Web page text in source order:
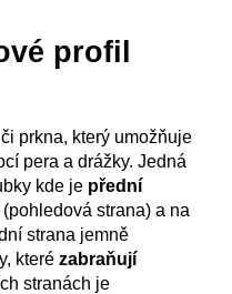
profil
prkna, který umožňuje
pera a drážky. Jedná
kde je přední
(pohledová strana) a na
strana jemně
které zabraňují
stranách je